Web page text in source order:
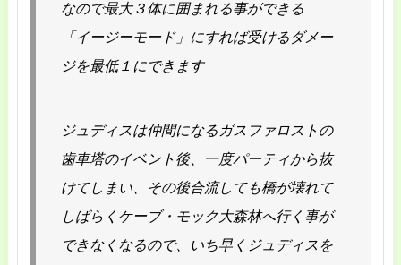
なので最大３体に囲まれる事ができる
「イージーモード」にすれば受けるダメー
ジを最低１にできます
ジュディスは仲間になるガスファロストの
歯車塔のイベント後、一度パーティから抜
けてしまい、その後合流しても橋が壊れて
しばらくケーブ・モック大森林へ行く事が
できなくなるので、いち早くジュディスを